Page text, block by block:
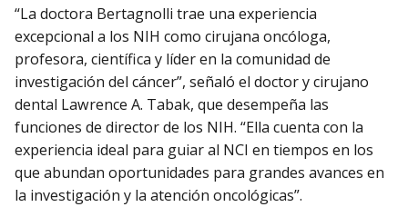
“La doctora Bertagnolli trae una experiencia
excepcional a los NIH como cirujana oncóloga,
profesora, científica y líder en la comunidad de
investigación del cáncer”, señaló el doctor y cirujano
dental Lawrence A. Tabak, que desempeña las
funciones de director de los NIH. “Ella cuenta con la
experiencia ideal para guiar al NCI en tiempos en los
que abundan oportunidades para grandes avances en
la investigación y la atención oncológicas”.